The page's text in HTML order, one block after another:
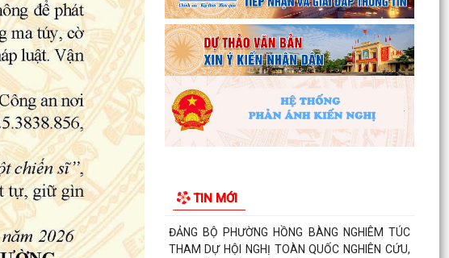
TIN MỚI
Trường Tiểu học Đinh Tiên Hoàng (phường
Hồng Bàng) tăng kiến thức, kỹ năng phòng
chống đuối nước...
Phường Hồng Bàng tập huấn kiến thức về an
toàn thực phẩm cho các cơ sở kinh doanh dịch
vụ ăn uống,...
THÁNG ĐẦU NĂM 2026
ĐẢNG BỘ PHƯỜNG HỒNG BÀNG NGHIÊM TÚC
THAM DỰ HỘI NGHỊ TOÀN QUỐC NGHIÊN CỨU,